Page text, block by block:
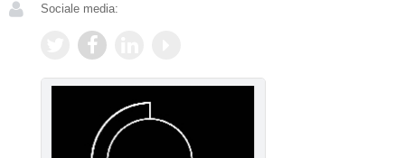
Sociale media: